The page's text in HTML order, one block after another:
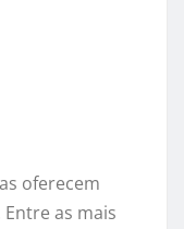
oferecem
as mais